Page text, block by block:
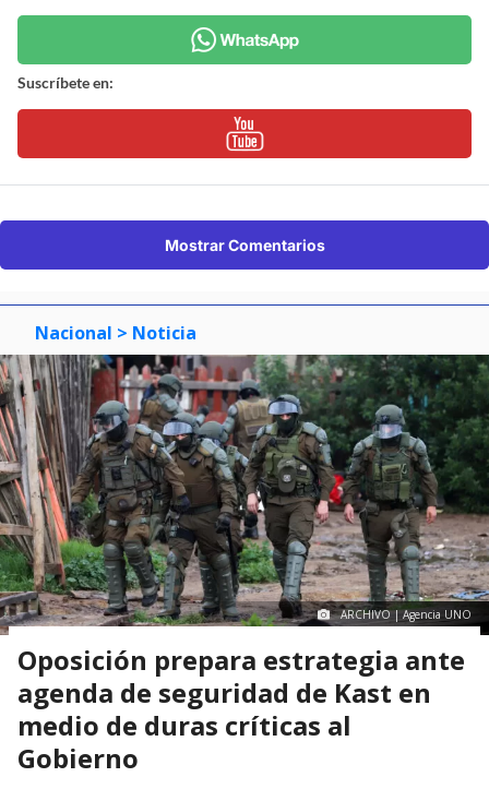
Suscríbete en:
Mostrar Comentarios
Nacional > Noticia
ARCHIVO | Agencia UNO
Oposición prepara estrategia ante
agenda de seguridad de Kast en
medio de duras críticas al
Gobierno